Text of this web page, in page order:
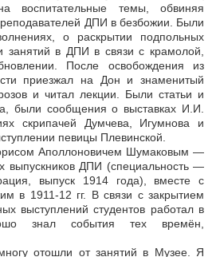
воспитательные темы, обвиняя
ДПИ в безбожии. Были
о раскрытии подпольных
занятий в ДПИ в связи с крамолой,
После освобождения из
приезжал на Дон и знаменитый
и читал лекции. Были статьи и
были сообщения о выставках И.И.
скрипачей Думчева, Игумнова и
певицы Плевинской.
Аполлоновичем Шумаковым —
выпускников ДПИ (специальность —
выпуск 1914 года), вместе с
в 1911-12 гг. В связи с закрытием
выступлений студентов работал в
знал события тех времён,
отошли от занятий в Музее. Я